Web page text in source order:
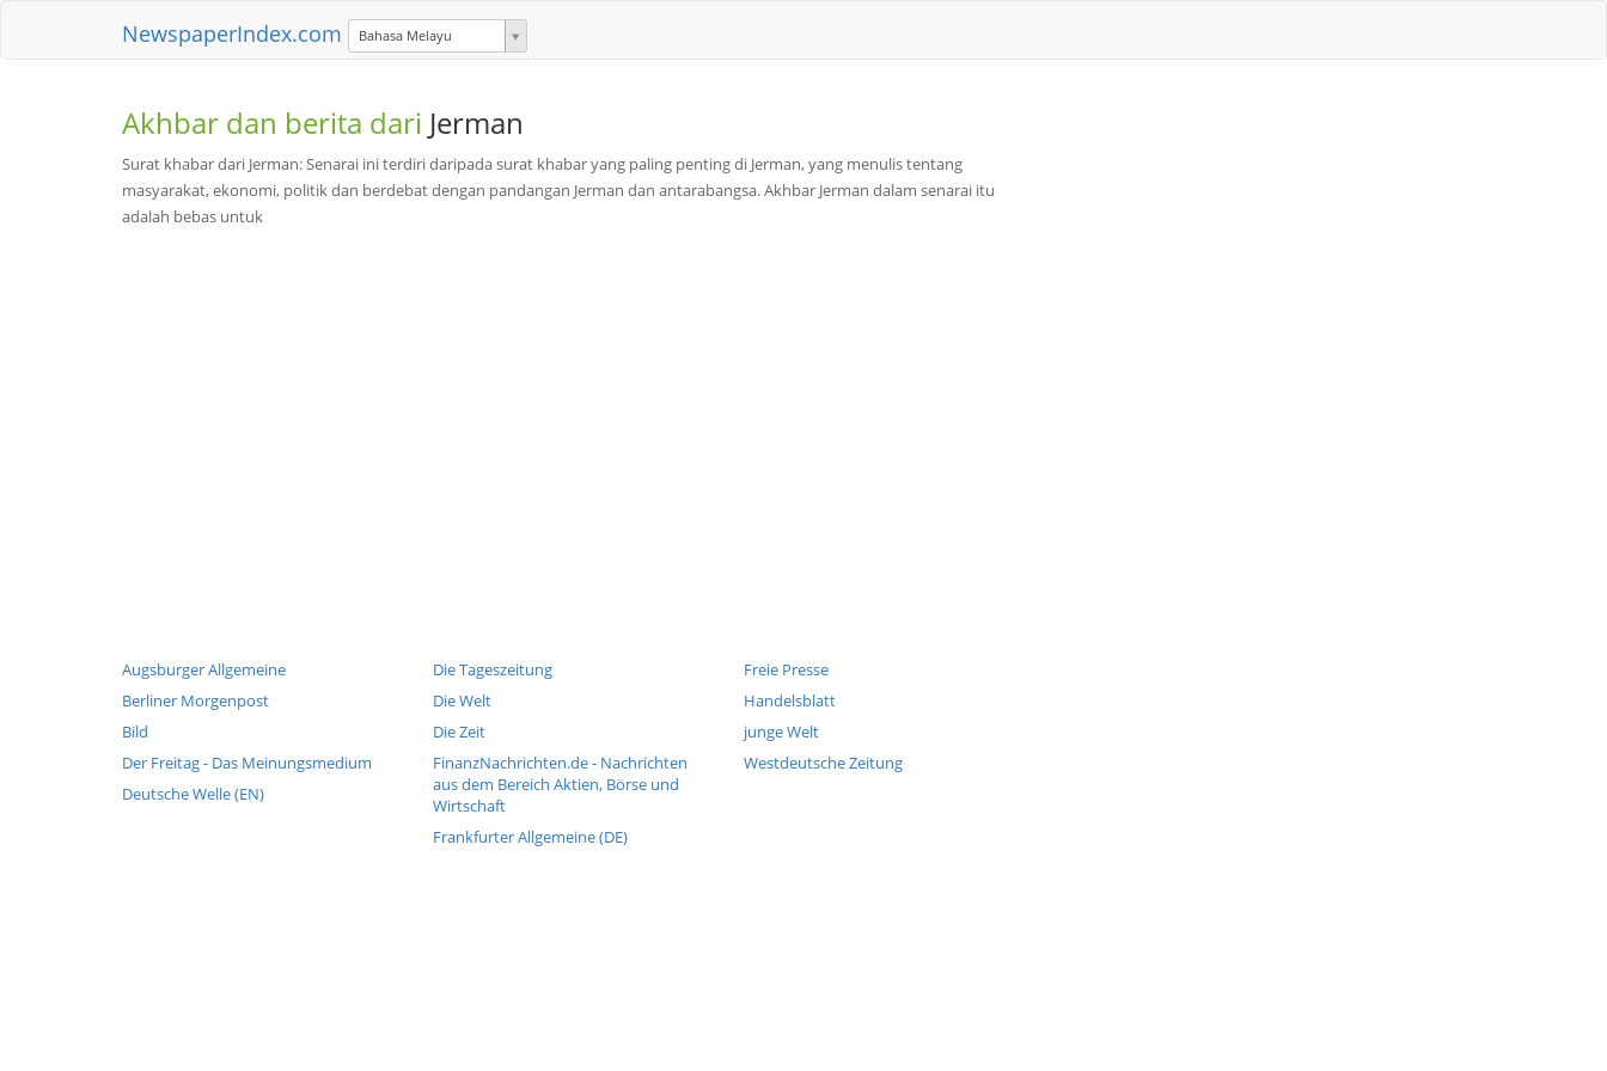
NewspaperIndex.com Bahasa Melayu
Akhbar dan berita dari Jerman
Surat khabar dari Jerman: Senarai ini terdiri daripada surat khabar yang paling penting di Jerman, yang menulis tentang
masyarakat, ekonomi, politik dan berdebat dengan pandangan Jerman dan antarabangsa. Akhbar Jerman dalam senarai itu
adalah bebas untuk
Augsburger Allgemeine
Berliner Morgenpost
Bild
Der Freitag - Das Meinungsmedium
Deutsche Welle (EN)
Die Tageszeitung
Die Welt
Die Zeit
FinanzNachrichten.de - Nachrichten
aus dem Bereich Aktien, Börse und
Wirtschaft
Frankfurter Allgemeine (DE)
Freie Presse
Handelsblatt
junge Welt
Westdeutsche Zeitung